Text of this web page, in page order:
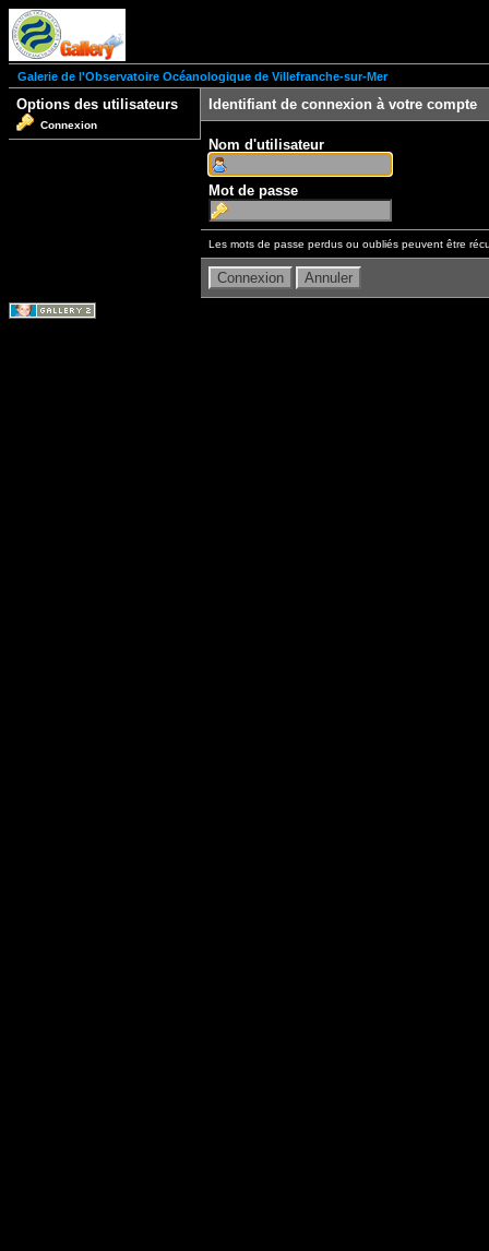
Galerie de l'Observatoire Océanologique de Villefranche-sur-Mer
Options des utilisateurs
Connexion
Identifiant de connexion à votre compte
Nom d'utilisateur
Mot de passe
Les mots de passe perdus ou oubliés peuvent être